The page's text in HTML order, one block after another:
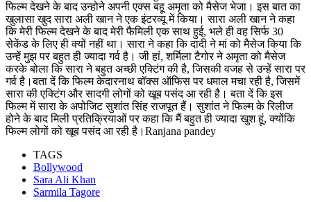
फिल्म देखने के बाद उन्होने अपनी एक्स बहू अमृता को मैसेज भेजा। इस बात का
खुलासा खुद सारा अली खान ने एक इंटरव्यू में किया। सारा अली खान ने कहा
कि मेरी फिल्म देखने के बाद मेरी फैमिली एक साथ हुई, भले ही वह सिर्फ 30
सेकेंड के लिए ही क्यों नहीं था। सारा ने कहा कि दादी ने मां को मैसेज किया कि
उन्हें मुझ पर बहुत ही ज्यादा गर्व है। जी हां, शर्मिला टैगोर ने अमृता को मैसेज
करके बोला कि सारा ने बहुत अच्छी एक्टिंग की है, जिसकी वजह से उन्हें सारा पर
गर्व है।बता दें कि फिल्म केदारनाथ बॉक्स ऑफिस पर धमाल मचा रही है, जिसमें
सारा की एक्टिंग और सादगी लोगों को खूब पसंद आ रही है। बता दें कि इस
फिल्म में सारा के अपोजिट सुशांत सिंह राजपूत हैं। सुशांत ने फिल्म के रिलीज
होने के बाद मिली प्रतिक्रियाओं पर कहा कि मैं बहुत ही ज्यादा खुश हूं, क्योंकि
फिल्म लोगों को खूब पसंद आ रही है।Ranjana pandey
TAGS
Bollywood
Sara Ali Khan
Sarmila Tagore